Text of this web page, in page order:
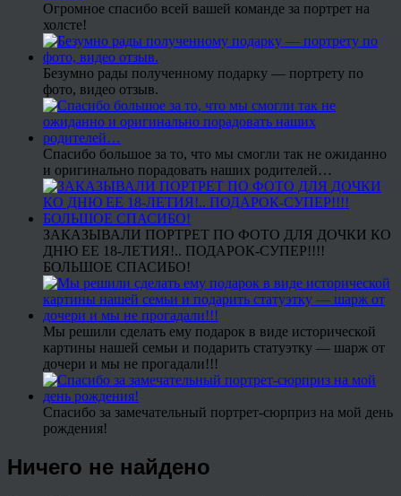
Огромное спасибо всей вашей команде за портрет на
холсте!
Безумно рады полученному подарку — портрету по
фото, видео отзыв.
Спасибо большое за то, что мы смогли так не ожиданно
и оригинально порадовать наших родителей…
ЗАКАЗЫВАЛИ ПОРТРЕТ ПО ФОТО ДЛЯ ДОЧКИ КО
ДНЮ ЕЕ 18-ЛЕТИЯ!.. ПОДАРОК-СУПЕР!!!!
БОЛЬШОЕ СПАСИБО!
Мы решили сделать ему подарок в виде исторической
картины нашей семьи и подарить статуэтку — шарж от
дочери и мы не прогадали!!!
Спасибо за замечательный портрет-сюрприз на мой день
рождения!
Ничего не найдено